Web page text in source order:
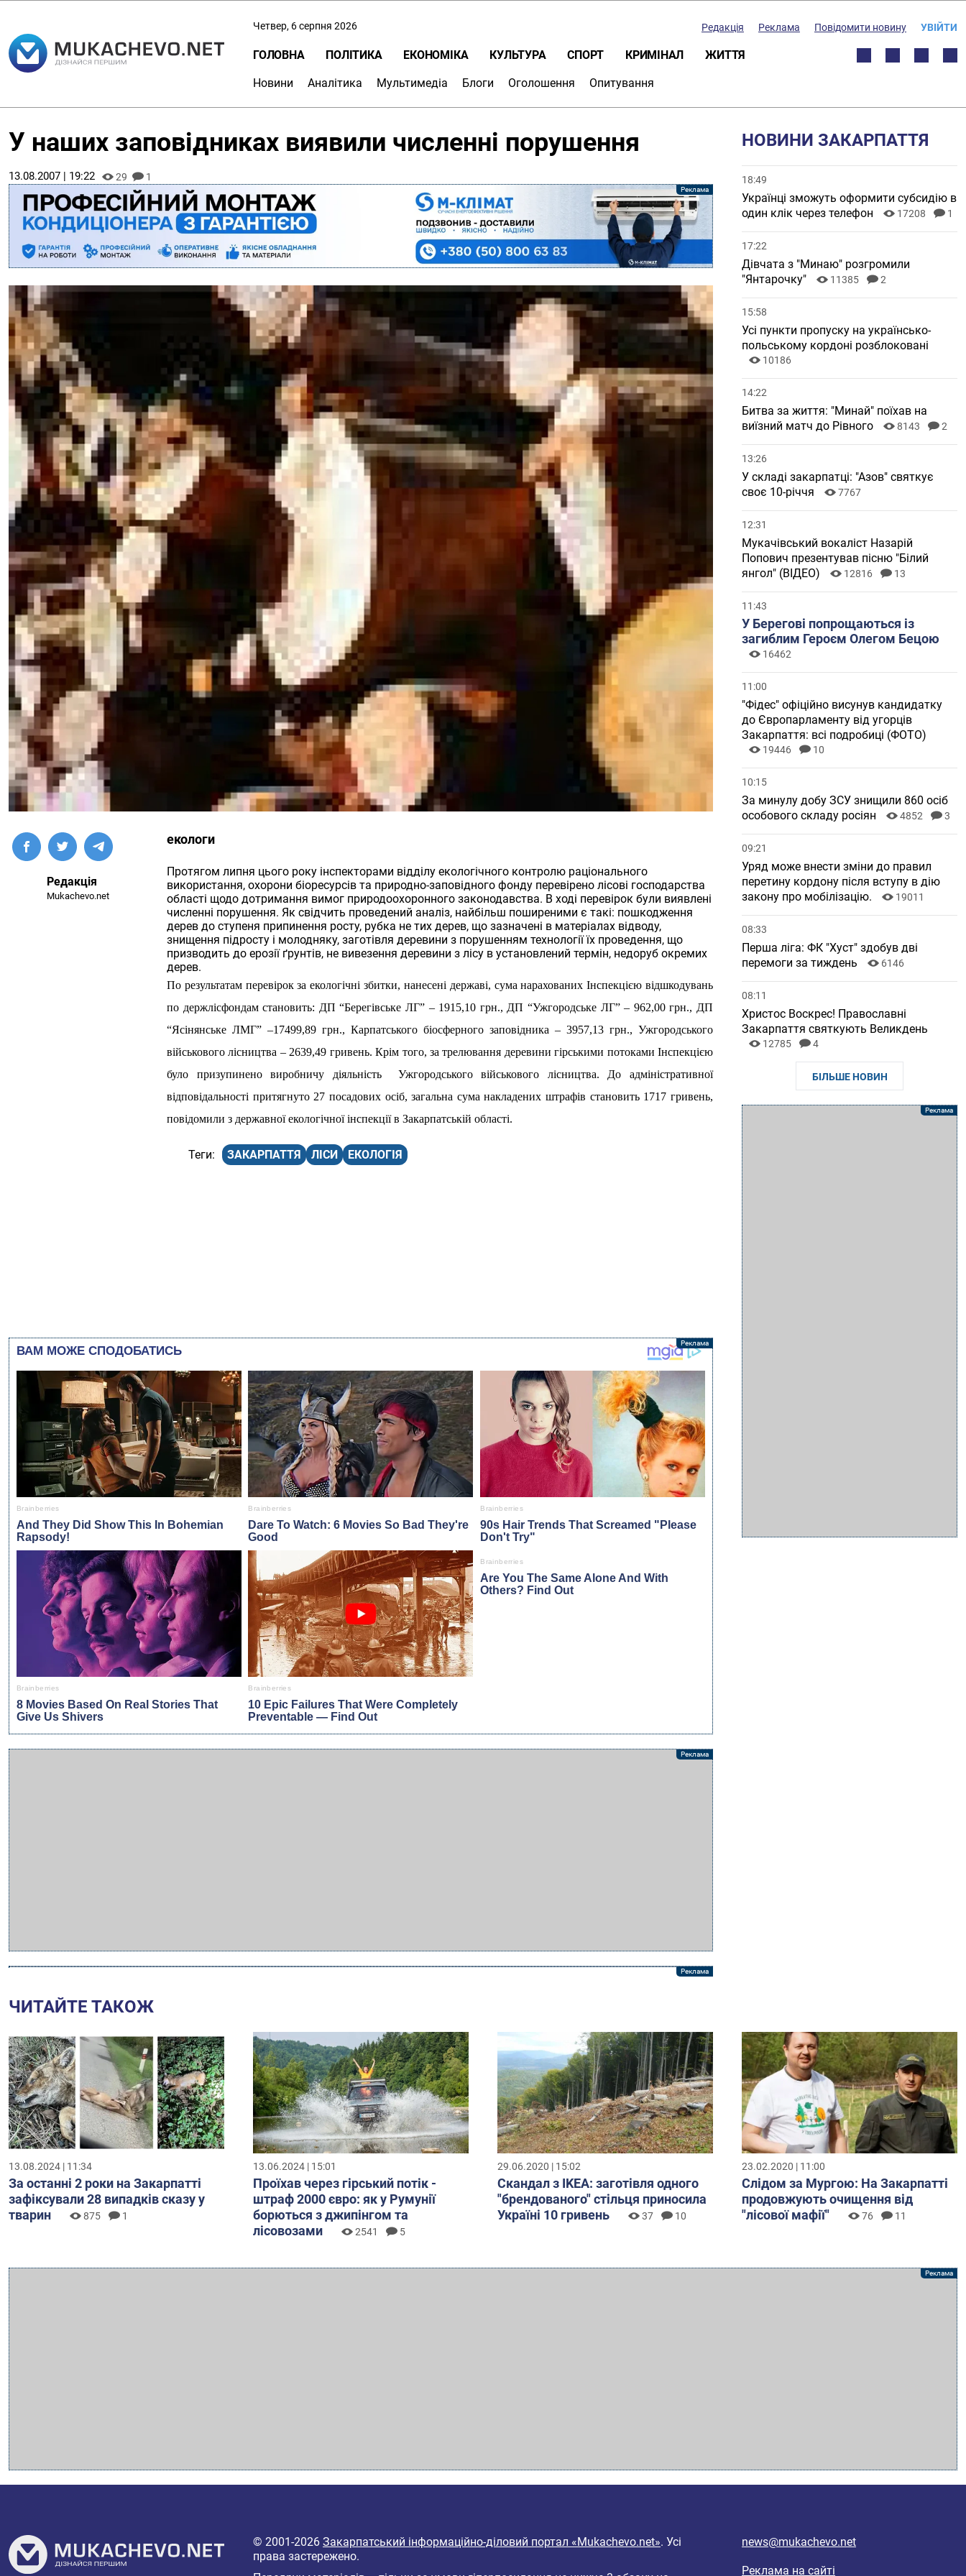
Четвер, 6 серпня 2026 Редакція Реклама Повідомити новину УВІЙТИ
ГОЛОВНА ПОЛІТИКА ЕКОНОМІКА КУЛЬТУРА СПОРТ КРИМІНАЛ ЖИТТЯ
Новини Аналітика Мультимедіа Блоги Оголошення Опитування
У наших заповідниках виявили численні порушення
13.08.2007 | 19:22 29 1
Редакція
Mukachevo.net
екологи
Протягом липня цього року інспекторами відділу екологічного контролю раціонального
використання, охорони біоресурсів та природно-заповідного фонду перевірено лісові господарства
області щодо дотримання вимог природоохоронного законодавства. В ході перевірок були виявлені
численні порушення. Як свідчить проведений аналіз, найбільш поширеними є такі: пошкодження
дерев до ступеня припинення росту, рубка не тих дерев, що зазначені в матеріалах відводу,
знищення підросту і молодняку, заготівля деревини з порушенням технології їх проведення, що
призводить до ерозії ґрунтів, не вивезення деревини з лісу в установлений термін, недоруб окремих
дерев.
По результатам перевірок за екологічні збитки, нанесені державі, сума нарахованих Інспекцією відшкодувань
по держлісфондам становить: ДП “Берегівське ЛГ” – 1915,10 грн., ДП “Ужгородське ЛГ” – 962,00 грн., ДП
“Ясінянське ЛМГ” –17499,89 грн., Карпатського біосферного заповідника – 3957,13 грн., Ужгородського
військового лісництва – 2639,49 гривень. Крім того, за трелювання деревини гірськими потоками Інспекцією
було призупинено виробничу діяльність Ужгородського військового лісництва. До адміністративної
відповідальності притягнуто 27 посадових осіб, загальна сума накладених штрафів становить 1717 гривень,
повідомили з державної екологічної інспекціїв Закарпатській області.
ЗАКАРПАТТЯ ЛІСИ ЕКОЛОГІЯ
НОВИНИ ЗАКАРПАТТЯ
18:49
Українці зможуть оформити субсидію в
один клік через телефон
17208 1
17:22
Дівчата з "Минаю" розгромили
"Янтарочку"
11385 2
15:58
Усі пункти пропуску на українсько-
польському кордоні розблоковані
10186
14:22
Битва за життя: "Минай" поїхав на
виїзний матч до Рівного
8143 2
13:26
У складі закарпатці: "Азов" святкує
своє 10-річчя
7767
12:31
Мукачівський вокаліст Назарій
Попович презентував пісню "Білий
янгол" (ВІДЕО)
12816 13
11:43
У Берегові попрощаються із
загиблим Героєм Олегом Бецою
16462
11:00
"Фідес" офіційно висунув кандидатку
до Європарламенту від угорців
Закарпаття: всі подробиці (ФОТО)
19446 10
10:15
За минулу добу ЗСУ знищили 860 осіб
особового складу росіян
4852 3
09:21
Уряд може внести зміни до правил
перетину кордону після вступу в дію
закону про мобілізацію.
19011
08:33
Перша ліга: ФК "Хуст" здобув дві
перемоги за тиждень
6146
08:11
Христос Воскрес! Православні
Закарпаття святкують Великдень
12785 4
БІЛЬШЕ НОВИН
ЧИТАЙТЕ ТАКОЖ
13.08.2024 | 11:34
За останні 2 роки на Закарпатті
зафіксували 28 випадків сказу у
тварин
875 1
13.06.2024 | 15:01
Проїхав через гірський потік -
штраф 2000 євро: як у Румунії
борються з джипінгом та
лісовозами
2541 5
29.06.2020 | 15:02
Скандал з IKEA: заготівля одного
"брендованого" стільця приносила
Україні 10 гривень
37 10
23.02.2020 | 11:00
Слідом за Мургою: На Закарпатті
продовжують очищення від
"лісової мафії"
76 11
© 2001-2026 Закарпатський інформаційно-діловий портал «Mukachevo.net». Усі
права застережено.
news@mukachevo.net
Реклама на сайті